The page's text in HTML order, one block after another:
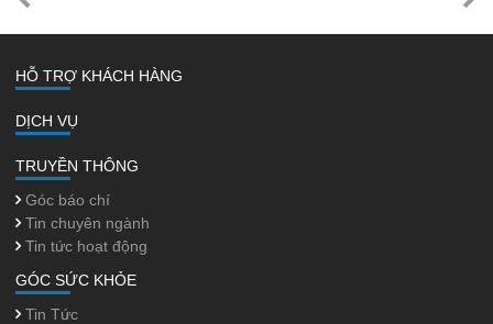
HỖ TRỢ KHÁCH HÀNG
DỊCH VỤ
TRUYỀN THÔNG
Góc báo chí
Tin chuyên ngành
Tin tức hoạt động
GÓC SỨC KHỎE
Tin Tức